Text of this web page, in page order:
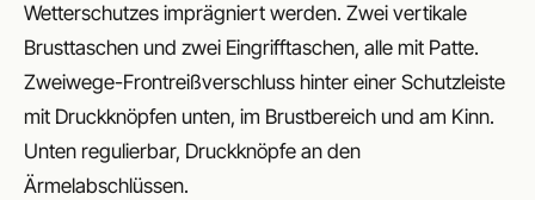
Wetterschutzes imprägniert werden. Zwei vertikale
Brusttaschen und zwei Eingrifftaschen, alle mit Patte.
Zweiwege-Frontreißverschluss hinter einer Schutzleiste
mit Druckknöpfen unten, im Brustbereich und am Kinn.
Unten regulierbar, Druckknöpfe an den
Ärmelabschlüssen.